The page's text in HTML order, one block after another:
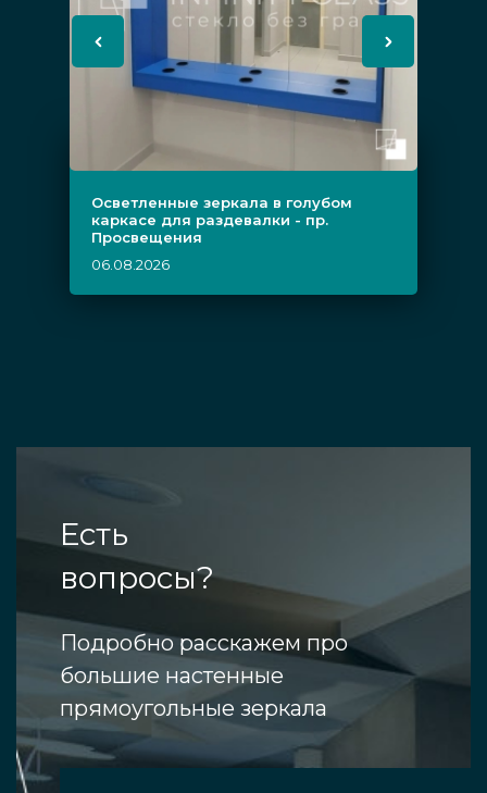
Осветленные зеркала в голубом
каркасе для раздевалки - пр.
Просвещения
06.08.2026
Есть
вопросы?
Подробно расскажем про
большие настенные
прямоугольные зеркала